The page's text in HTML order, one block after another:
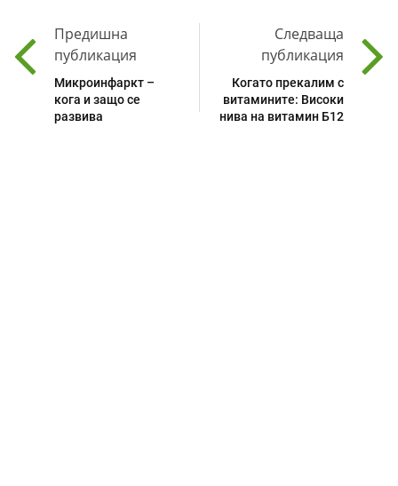
Предишна
публикация
Микроинфаркт –
кога и защо се
развива
Следваща
публикация
Когато прекалим с
витамините: Високи
нива на витамин Б12